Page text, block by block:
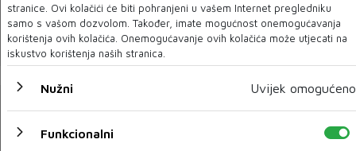
ALEKSANDRA RADOVIĆ O MOSTARSKOM KONCERTU:
Možete očekivati dobru svirku, dobro raspoloženje i
vrhunsku atmosferu!
stranice. Ovi kolačići će biti pohranjeni u vašem Internet pregledniku
samo s vašom dozvolom. Također, imate mogućnost onemogućavanja
korištenja ovih kolačića. Onemogućavanje ovih kolačića može utjecati na
iskustvo korištenja naših stranica.
Nužni Uvijek omogućeno
Funkcionalni